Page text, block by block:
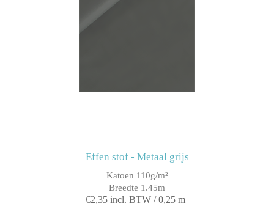
Effen stof - Metaal grijs
Katoen 110g/m²
Breedte 1.45m
€2,35 incl. BTW / 0,25 m